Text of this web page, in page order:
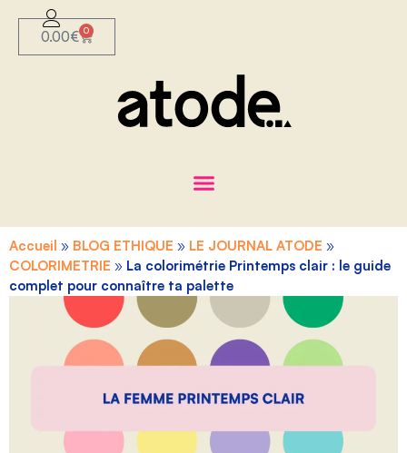
0.00€ 0
Accueil » BLOG ETHIQUE » LE JOURNAL ATODE »
COLORIMETRIE » La colorimétrie Printemps clair : le guide
complet pour connaître ta palette